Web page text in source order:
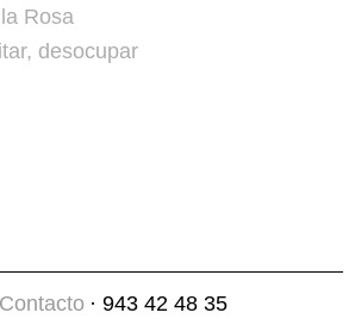
Rosa
desocupar
Contacto · 943 42 48 35